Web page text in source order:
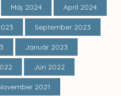
Máj 2024 Apríl 2024
September 2023
Január 2023
Jún 2022
2021